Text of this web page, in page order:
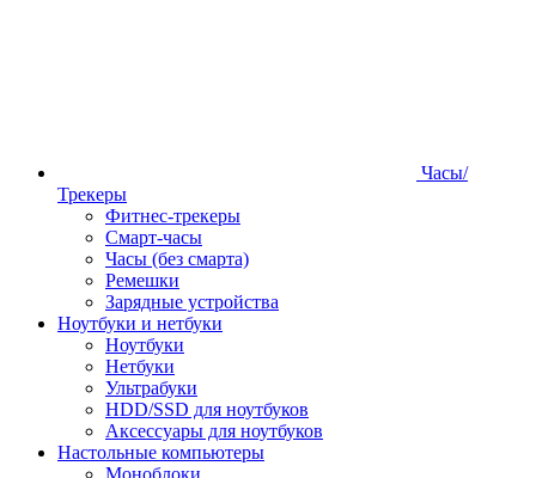
Часы/
Трекеры
Фитнес-трекеры
Смарт-часы
Часы (без смарта)
Ремешки
Зарядные устройства
Ноутбуки и нетбуки
Ноутбуки
Нетбуки
Ультрабуки
HDD/SSD для ноутбуков
Аксессуары для ноутбуков
Настольные компьютеры
Моноблоки